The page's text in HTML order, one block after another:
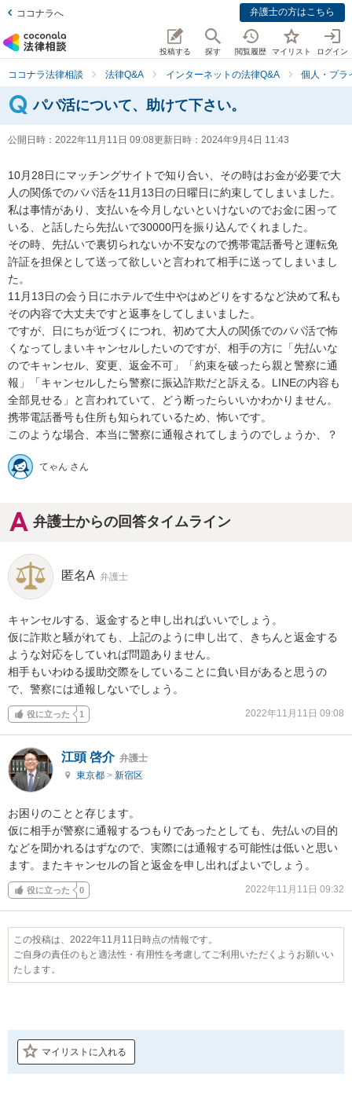
ココナラへ 弁護士の方はこちら
投稿する 探す 閲覧履歴 マイリスト ログイン
ココナラ法律相談 法律Q&A インターネットの法律Q&A 個人・プラ
パパ活について、助けて下さい。
公開日時： 2022年11月11日 09:08更新日時： 2024年9月4日 11:43
10月28日にマッチングサイトで知り合い、その時はお金が必要で大
人の関係でのパパ活を11月13日の日曜日に約束してしまいました。
私は事情があり、支払いを今月しないといけないのでお金に困って
いる、と話したら先払いで30000円を振り込んでくれました。
その時、先払いで裏切られないか不安なので携帯電話番号と運転免
許証を担保として送って欲しいと言われて相手に送ってしまいまし
た。
11月13日の会う日にホテルで生中やはめどりをするなど決めて私も
その内容で大丈夫ですと返事をしてしまいました。
ですが、日にちが近づくにつれ、初めて大人の関係でのパパ活で怖
くなってしまいキャンセルしたいのですが、相手の方に「先払いな
のでキャンセル、変更、返金不可」「約束を破ったら親と警察に通
報」「キャンセルしたら警察に振込詐欺だと訴える。LINEの内容も
全部見せる」と言われていて、どう断ったらいいかわかりません。
携帯電話番号も住所も知られているため、怖いです。
このような場合、本当に警察に通報されてしまうのでしょうか、？
てゃん さん
弁護士からの回答タイムライン
匿名A 弁護士
キャンセルする、返金すると申し出ればいいでしょう。
仮に詐欺と騒がれても、上記のように申し出て、きちんと返金する
ような対応をしていれば問題ありません。
相手もいわゆる援助交際をしていることに負い目があると思うの
で、警察には通報しないでしょう。
役に立った 1 2022年11月11日 09:08
江頭 啓介 弁護士
東京都 > 新宿区
お困りのことと存じます。
仮に相手が警察に通報するつもりであったとしても、先払いの目的
などを聞かれるはずなので、実際には通報する可能性は低いと思い
ます。またキャンセルの旨と返金を申し出ればよいでしょう。
役に立った 0 2022年11月11日 09:32
この投稿は、2022年11月11日時点の情報です。
ご自身の責任のもと適法性・有用性を考慮してご利用いただくようお願いい
たします。
マイリストに入れる